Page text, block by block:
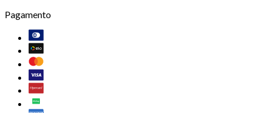
Pagamento